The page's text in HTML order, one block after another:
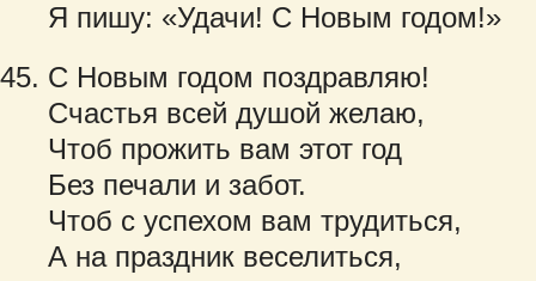
Я пишу: «Удачи! С Новым годом!»
С Новым годом поздравляю!
Счастья всей душой желаю,
Чтоб прожить вам этот год
Без печали и забот.
Чтоб с успехом вам трудиться,
А на праздник веселиться,